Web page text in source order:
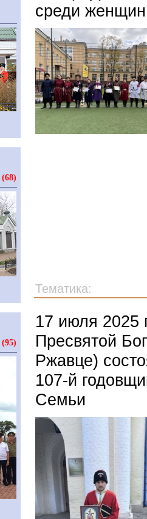
среди женщин
Тематика:
17 июля 2025
Пресвятой
Ржавце)
107-й
Семьи
(68)
(95)